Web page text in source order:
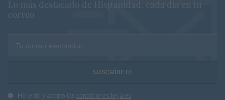
Lo más destacado de Hispanidad, cada dia en tu
correo
Tu correo electrónico...
He leído y acepto las condiciones legales